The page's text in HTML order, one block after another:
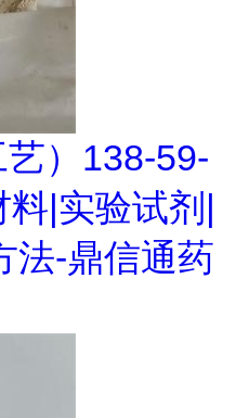
）138-59-
|实验试剂|
法-鼎信通药